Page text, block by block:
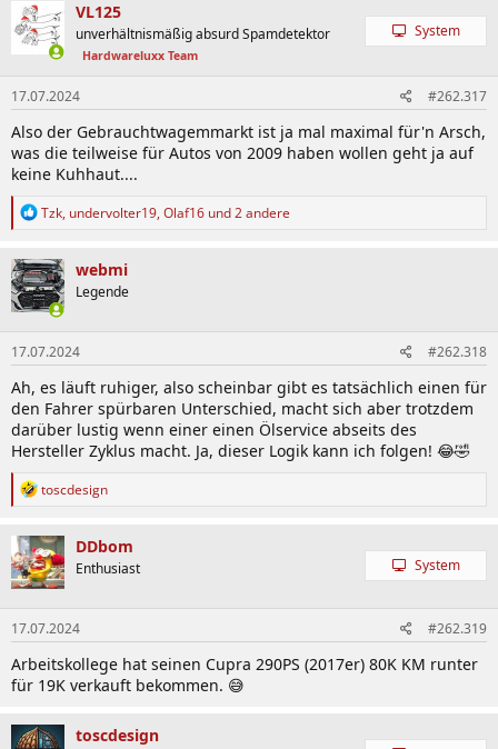
VL125
unverhältnismäßig absurd Spamdetektor
Hardwareluxx Team
System
17.07.2024 #262.317
Also der Gebrauchtwagemmarkt ist ja mal maximal für'n Arsch,
was die teilweise für Autos von 2009 haben wollen geht ja auf
keine Kuhhaut....
R
k
t
i
o
n
e
n
:
Tzk, undervolter19, Olaf16 und 2 andere
webmi
Legende
17.07.2024 #262.318
Ah, es läuft ruhiger, also scheinbar gibt es tatsächlich einen für
den Fahrer spürbaren Unterschied, macht sich aber trotzdem
darüber lustig wenn einer einen Ölservice abseits des
Hersteller Zyklus macht. Ja, dieser Logik kann ich folgen! 😂🤣
R
k
t
i
o
n
e
n
:
toscdesign
DDbom
Enthusiast System
17.07.2024 #262.319
Arbeitskollege hat seinen Cupra 290PS (2017er) 80K KM runter
für 19K verkauft bekommen. 😅
toscdesign